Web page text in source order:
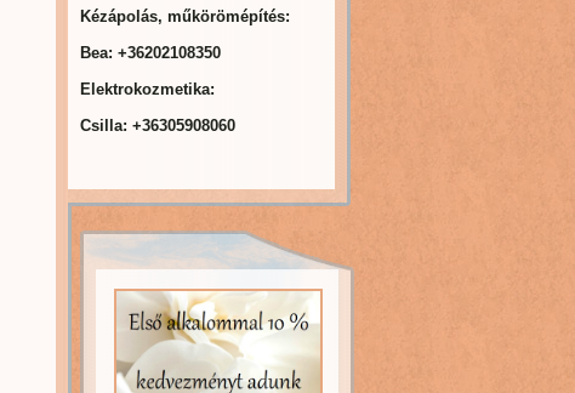
Kézápolás, műkörömépítés:
Bea: +36202108350
Elektrokozmetika:
Csilla: +36305908060